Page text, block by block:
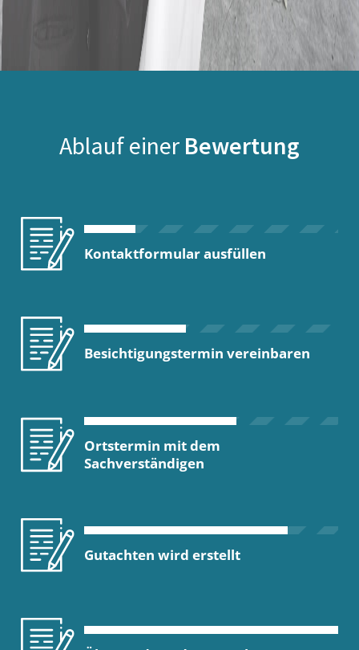
Ablauf einer Bewertung
Kontaktformular ausfüllen
Besichtigungstermin vereinbaren
Ortstermin mit dem
Sachverständigen
Gutachten wird erstellt